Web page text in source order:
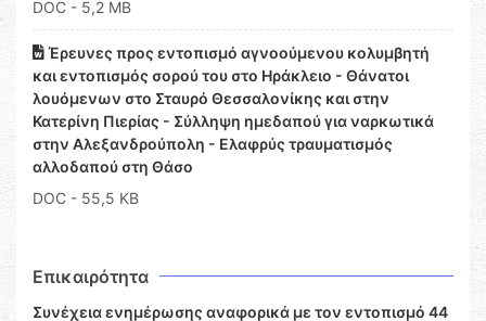
DOC - 5,2 MB
Έρευνες προς εντοπισμό αγνοούμενου κολυμβητή
και εντοπισμός σορού του στο Ηράκλειο - Θάνατοι
λουόμενων στο Σταυρό Θεσσαλονίκης και στην
Κατερίνη Πιερίας - Σύλληψη ημεδαπού για ναρκωτικά
στην Αλεξανδρούπολη - Ελαφρύς τραυματισμός
αλλοδαπού στη Θάσο
DOC - 55,5 KB
Επικαιρότητα
Συνέχεια ενημέρωσης αναφορικά με τον εντοπισμό 44